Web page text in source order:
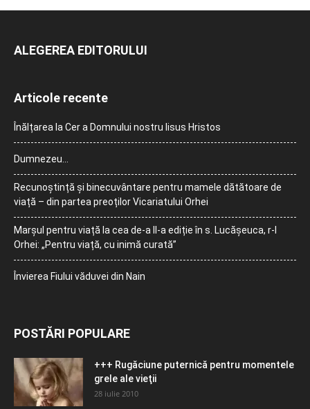
ALEGEREA EDITORULUI
Articole recente
Înălțarea la Cer a Domnului nostru Iisus Hristos
Dumnezeu…
Recunoștință și binecuvântare pentru mamele dătătoare de
viață – din partea preoților Vicariatului Orhei
Marșul pentru viață la cea de-a II-a ediție în s. Lucășeuca, r-l
Orhei: „Pentru viață, cu inimă curată”
Învierea Fiului văduvei din Nain
POSTĂRI POPULARE
+++ Rugăciune puternică pentru momentele
grele ale vieţii
28 iulie 2010